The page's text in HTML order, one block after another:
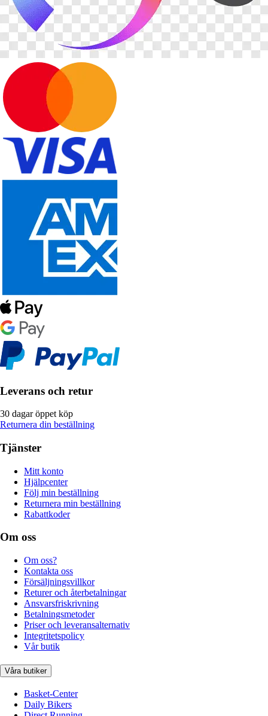
Leverans och retur
30 dagar öppet köp
Returnera din beställning
Tjänster
Mitt konto
Hjälpcenter
Följ min beställning
Returnera min beställning
Rabattkoder
Om oss
Om oss?
Kontakta oss
Försäljningsvillkor
Returer och återbetalningar
Ansvarsfriskrivning
Betalningsmetoder
Priser och leveransalternativ
Integritetspolicy
Vår butik
Våra butiker
Basket-Center
Daily Bikers